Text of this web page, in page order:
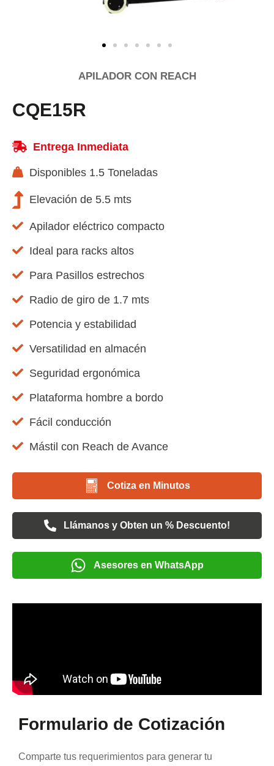
APILADOR CON REACH
CQE15R
Entrega Inmediata
Disponibles 1.5 Toneladas
Elevación de 5.5 mts
Apilador eléctrico compacto
Ideal para racks altos
Para Pasillos estrechos
Radio de giro de 1.7 mts
Potencia y estabilidad
Versatilidad en almacén
Seguridad ergonómica
Plataforma hombre a bordo
Fácil conducción
Mástil con Reach de Avance
Cotiza en Minutos
Llámanos y Obten un % Descuento!
Asesores en WhatsApp
Formulario de Cotización
Comparte tus requerimientos para generar tu